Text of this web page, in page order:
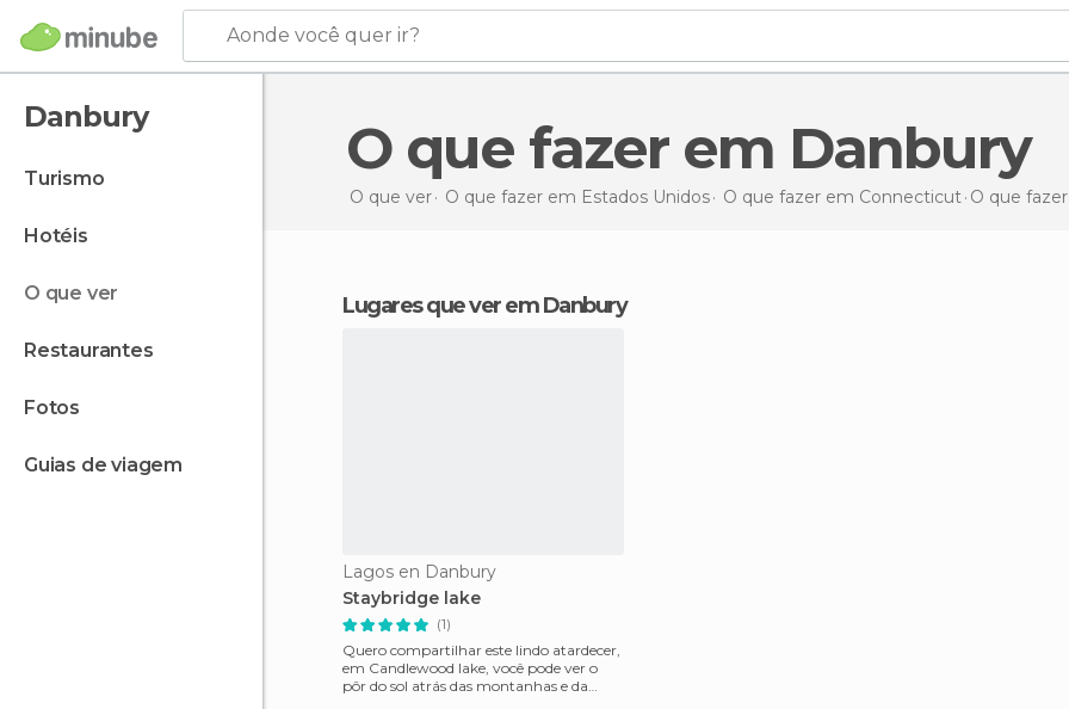
Aonde você quer ir?
Danbury
turismo
hotéis
o que ver
restaurantes
fotos
guias de viagem
O que fazer em Danbury
O que ver O que fazer em Estados Unidos O que fazer em Connecticut O que fazer
Lugares que ver em Danbury
Lagos en Danbury
Staybridge lake
(1)
Quero compartilhar este lindo atardecer,
em Candlewood lake, você pode ver o
pôr do sol atrás das montanhas e da